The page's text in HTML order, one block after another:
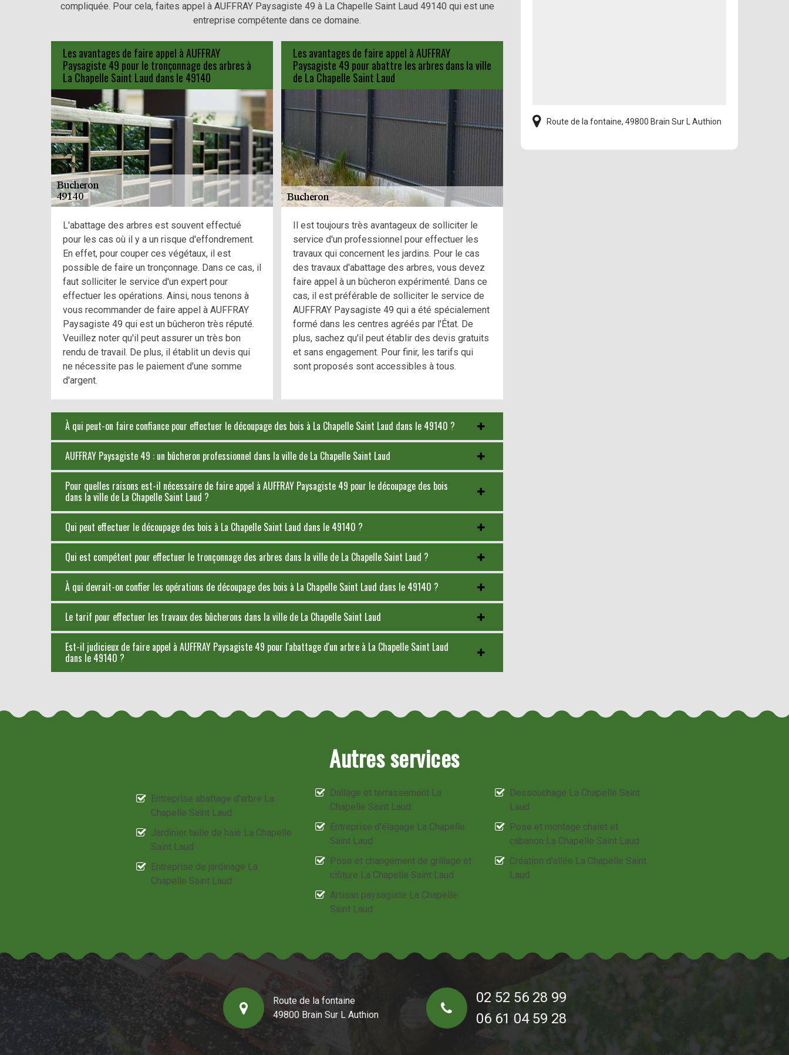
compliquée. Pour cela, faites appel à AUFFRAY Paysagiste 49 à La Chapelle Saint Laud 49140 qui est une
entreprise compétente dans ce domaine.
Les avantages de faire appel à AUFFRAY
Paysagiste 49 pour le tronçonnage des arbres à
La Chapelle Saint Laud dans le 49140
L'abattage des arbres est souvent effectué
pour les cas où il y a un risque d'effondrement.
En effet, pour couper ces végétaux, il est
possible de faire un tronçonnage. Dans ce cas, il
faut solliciter le service d'un expert pour
effectuer les opérations. Ainsi, nous tenons à
vous recommander de faire appel à AUFFRAY
Paysagiste 49 qui est un bûcheron très réputé.
Veuillez noter qu'il peut assurer un très bon
rendu de travail. De plus, il établit un devis qui
ne nécessite pas le paiement d'une somme
d'argent.
Les avantages de faire appel à AUFFRAY
Paysagiste 49 pour abattre les arbres dans la ville
de La Chapelle Saint Laud
Il est toujours très avantageux de solliciter le
service d'un professionnel pour effectuer les
travaux qui concernent les jardins. Pour le cas
des travaux d'abattage des arbres, vous devez
faire appel à un bûcheron expérimenté. Dans ce
cas, il est préférable de solliciter le service de
AUFFRAY Paysagiste 49 qui a été spécialement
formé dans les centres agréés par l'État. De
plus, sachez qu'il peut établir des devis gratuits
et sans engagement. Pour finir, les tarifs qui
sont proposés sont accessibles à tous.
À qui peut-on faire confiance pour effectuer le découpage des bois à La Chapelle Saint Laud dans le 49140 ?
AUFFRAY Paysagiste 49 : un bûcheron professionnel dans la ville de La Chapelle Saint Laud
Pour quelles raisons est-il nécessaire de faire appel à AUFFRAY Paysagiste 49 pour le découpage des bois
dans la ville de La Chapelle Saint Laud ?
Qui peut effectuer le découpage des bois à La Chapelle Saint Laud dans le 49140 ?
Qui est compétent pour effectuer le tronçonnage des arbres dans la ville de La Chapelle Saint Laud ?
À qui devrait-on confier les opérations de découpage des bois à La Chapelle Saint Laud dans le 49140 ?
Le tarif pour effectuer les travaux des bûcherons dans la ville de La Chapelle Saint Laud
Est-il judicieux de faire appel à AUFFRAY Paysagiste 49 pour l'abattage d'un arbre à La Chapelle Saint Laud
dans le 49140 ?
Route de la fontaine, 49800 Brain Sur L Authion
Autres services
Entreprise abattage d'arbre La
Chapelle Saint Laud
Jardinier taille de haie La Chapelle
Saint Laud
Entreprise de jardinage La
Chapelle Saint Laud
Dallage et terrassement La
Chapelle Saint Laud
Entreprise d'élagage La Chapelle
Saint Laud
Pose et changement de grillage et
clôture La Chapelle Saint Laud
Artisan paysagiste La Chapelle
Saint Laud
Dessouchage La Chapelle Saint
Laud
Pose et montage chalet et
cabanon La Chapelle Saint Laud
Création d'allée La Chapelle Saint
Laud
Route de la fontaine
49800 Brain Sur L Authion
02 52 56 28 99
06 61 04 59 28